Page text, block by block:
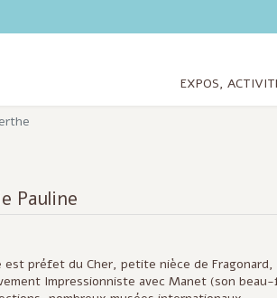
EXPOS,
Pauline
préfet du Cher, petite nièce de
Impressionniste avec Manet (son